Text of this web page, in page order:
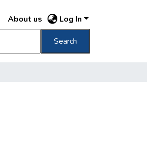
About us Log In
Search